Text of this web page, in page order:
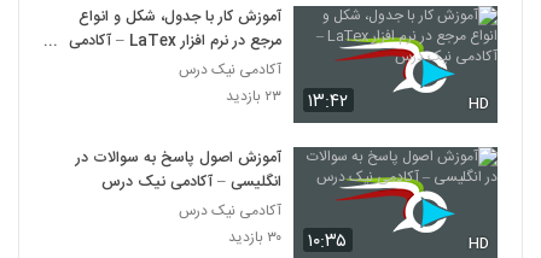
۱۳:۴۲ HD
آموزش کار با جدول، شکل و انواع
مرجع در نرم افزار LaTex – آکادمی
نیک درس
آکادمی نیک درس
۲۳ بازدید
۱۰:۳۵ HD
آموزش اصول پاسخ به سوالات در
انگلیسی – آکادمی نیک درس
آکادمی نیک درس
۳۰ بازدید